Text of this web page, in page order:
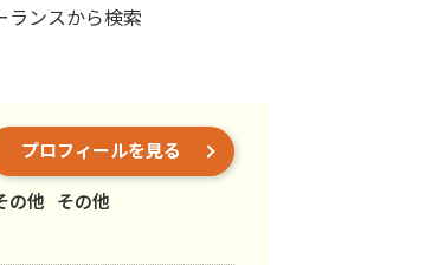
ランスから検索
プロフィールを見る
の他 その他